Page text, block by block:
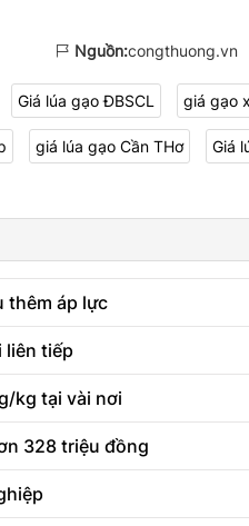
Nguồn:congthuong.vn
Giá lúa gạo ĐBSCL giá gạo
giá lúa gạo Cần THơ Giá
thêm áp lực
liên tiếp
kg tại vài nơi
328 triệu đồng